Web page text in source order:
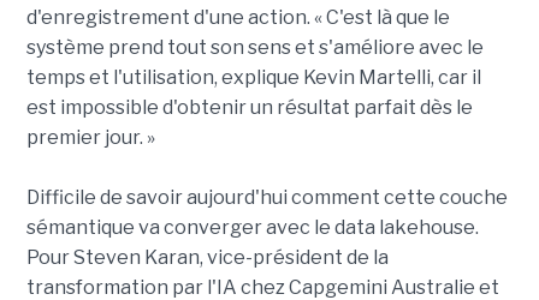
d'enregistrement d'une action. « C'est là que le
système prend tout son sens et s'améliore avec le
temps et l'utilisation, explique Kevin Martelli, car il
est impossible d'obtenir un résultat parfait dès le
premier jour. »
Difficile de savoir aujourd'hui comment cette couche
sémantique va converger avec le data lakehouse.
Pour Steven Karan, vice-président de la
transformation par l'IA chez Capgemini Australie et